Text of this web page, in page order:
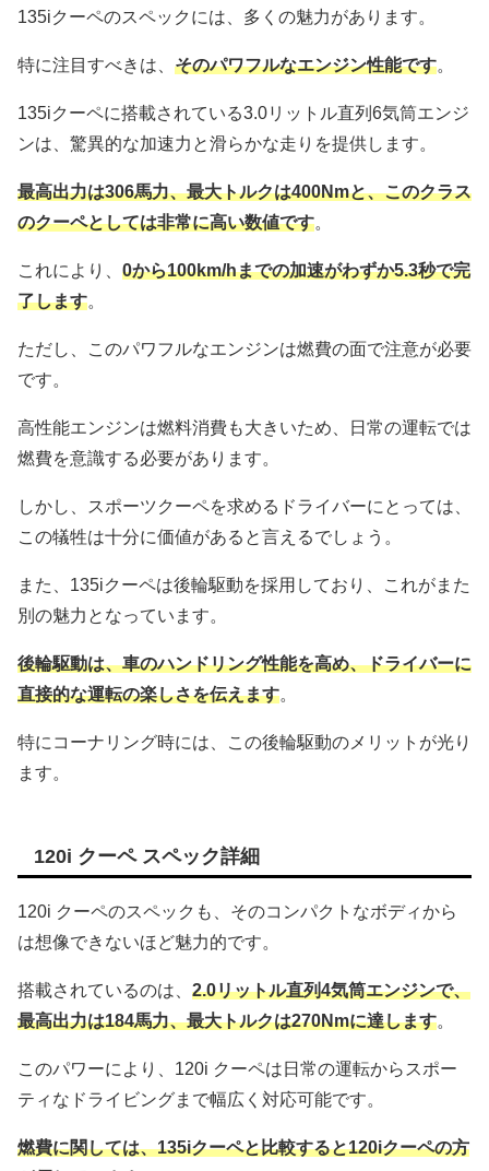
135iクーペのスペックには、多くの魅力があります。
特に注目すべきは、 そのパワフルなエンジン性能です。
135iクーペに搭載されている3.0リットル直列6気筒エンジ
ンは、驚異的な加速力と滑らかな走りを提供します。
最高出力は306馬力、最大トルクは400Nmと、このクラス
のクーペとしては非常に高い数値です。
これにより、 0から100km/hまでの加速がわずか5.3秒で完
了します。
ただし、このパワフルなエンジンは燃費の面で注意が必要
です。
高性能エンジンは燃料消費も大きいため、日常の運転では
燃費を意識する必要があります。
しかし、スポーツクーペを求めるドライバーにとっては、
この犠牲は十分に価値があると言えるでしょう。
また、135iクーペは後輪駆動を採用しており、これがまた
別の魅力となっています。
後輪駆動は、車のハンドリング性能を高め、ドライバーに
直接的な運転の楽しさを伝えます。
特にコーナリング時には、この後輪駆動のメリットが光り
ます。
120i クーペ スペック詳細
120i クーペのスペックも、そのコンパクトなボディから
は想像できないほど魅力的です。
搭載されているのは、 2.0リットル直列4気筒エンジンで、
最高出力は184馬力、最大トルクは270Nmに達します。
このパワーにより、120i クーペは日常の運転からスポー
ティなドライビングまで幅広く対応可能です。
燃費に関しては、135iクーペと比較すると120iクーペの方